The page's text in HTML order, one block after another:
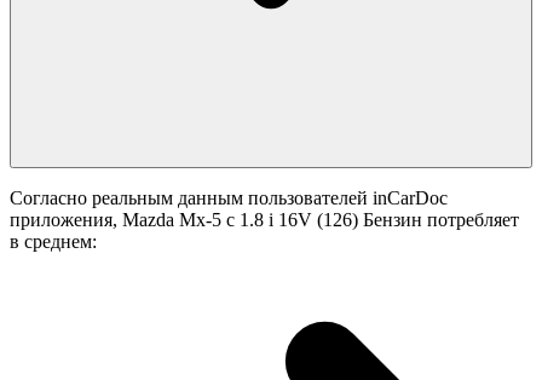
Согласно реальным данным пользователей inCarDoc
приложения, Mazda Mx-5 с 1.8 i 16V (126) Бензин потребляет
в среднем: